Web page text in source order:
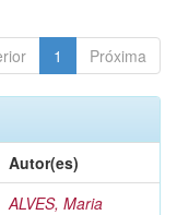
1 Próxima
Autor(es)
ALVES, Maria